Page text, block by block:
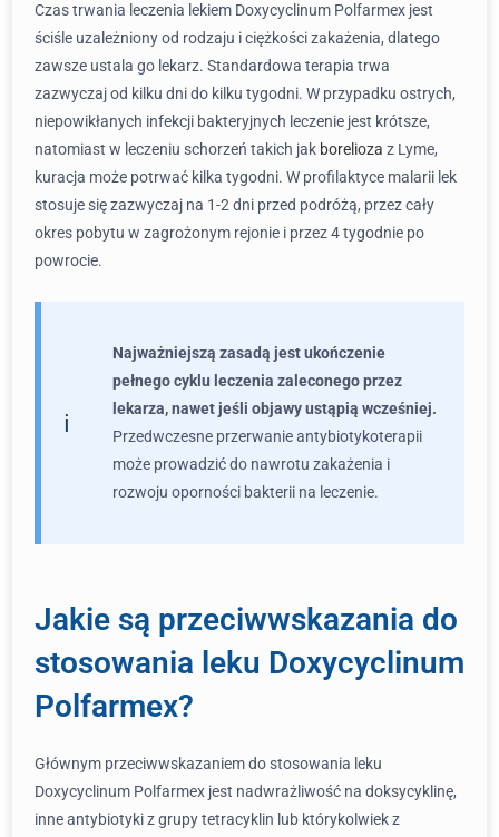
Czas trwania leczenia lekiem Doxycyclinum Polfarmex jest
ściśle uzależniony od rodzaju i ciężkości zakażenia, dlatego
zawsze ustala go lekarz. Standardowa terapia trwa
zazwyczaj od kilku dni do kilku tygodni. W przypadku ostrych,
niepowikłanych infekcji bakteryjnych leczenie jest krótsze,
natomiast w leczeniu schorzeń takich jak borelioza z Lyme,
kuracja może potrwać kilka tygodni. W profilaktyce malarii lek
stosuje się zazwyczaj na 1-2 dni przed podróżą, przez cały
okres pobytu w zagrożonym rejonie i przez 4 tygodnie po
powrocie.
Najważniejszą zasadą jest ukończenie
pełnego cyklu leczenia zaleconego przez
lekarza, nawet jeśli objawy ustąpią wcześniej.
Przedwczesne przerwanie antybiotykoterapii
może prowadzić do nawrotu zakażenia i
rozwoju oporności bakterii na leczenie.
Jakie są przeciwwskazania do
stosowania leku Doxycyclinum
Polfarmex?
Głównym przeciwwskazaniem do stosowania leku
Doxycyclinum Polfarmex jest nadwrażliwość na doksycyklinę,
inne antybiotyki z grupy tetracyklin lub którykolwiek z